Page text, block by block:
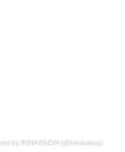
by IRINA BAEVA (@irinabaeva)